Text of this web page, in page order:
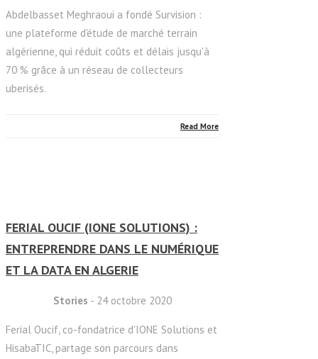
Abdelbasset Meghraoui a fondé Survision :
une plateforme d'étude de marché terrain
algérienne, qui réduit coûts et délais jusqu'à
70 % grâce à un réseau de collecteurs
uberisés.
Read More
FERIAL OUCIF (IONE SOLUTIONS) :
ENTREPRENDRE DANS LE NUMÉRIQUE
ET LA DATA EN ALGERIE
Stories - 24 octobre 2020
Ferial Oucif, co-fondatrice d'IONE Solutions et
HisabaTIC, partage son parcours dans